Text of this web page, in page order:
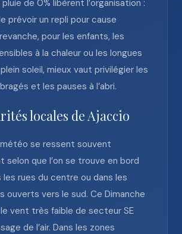
de 0% libèrent l’organisation :
prévoir un repli pour cause
pour les enfants, les
à la chaleur ou les longues
soleil, mieux vaut privilégier les
et les pauses à l’abri.
locales de Ajaccio
se ressent souvent
selon que l’on se trouve en bord
les rues du centre ou dans les
ouverts vers le sud. Ce Dimanche
le vent très faible de secteur SE
de l’air. Dans les zones